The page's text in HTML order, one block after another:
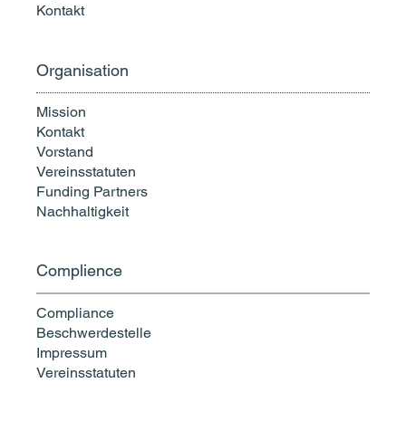
Kontakt
Organisation
Mission
Kontakt
Vorstand
Vereinsstatuten
Funding Partners
Nachhaltigkeit
Complience
Compliance
Beschwerdestelle
Impressum
Vereinsstatuten